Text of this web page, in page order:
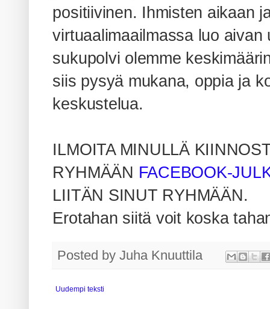
positiivinen. Ihmisten aikaan
virtuaalimaailmassa luo
sukupolvi olemme
siis pysyä mukana, oppia ja
keskustelua.
ILMOITA MINULLÄ
RYHMÄÄN FACEBOOK-
LIITÄN SINUT RYHMÄÄN.
Erotahan siitä voit koska
Posted byJuha Knuuttila
Uudempi teksti